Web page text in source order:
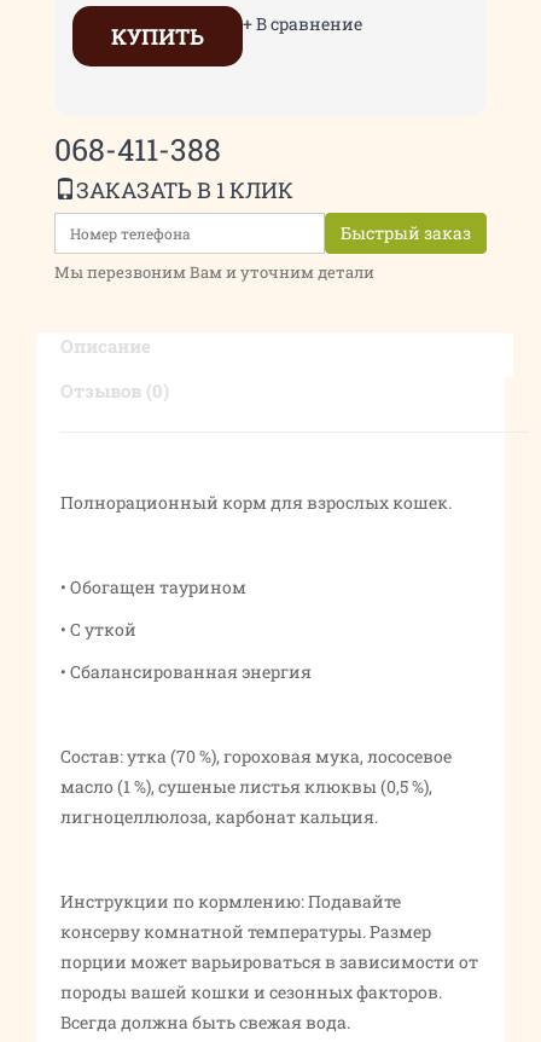
КУПИТЬ + В сравнение
068-411-388
ЗАКАЗАТЬ В 1 КЛИК
Быстрый заказ
Мы перезвоним Вам и уточним детали
Описание
Отзывов (0)
Полнорационный корм для взрослых кошек.
• Обогащен таурином
• С уткой
• Сбалансированная энергия
Состав: утка (70 %), гороховая мука, лососевое
масло (1 %), сушеные листья клюквы (0,5 %),
лигноцеллюлоза, карбонат кальция.
Инструкции по кормлению: Подавайте
консерву комнатной температуры. Размер
порции может варьироваться в зависимости от
породы вашей кошки и сезонных факторов.
Всегда должна быть свежая вода.